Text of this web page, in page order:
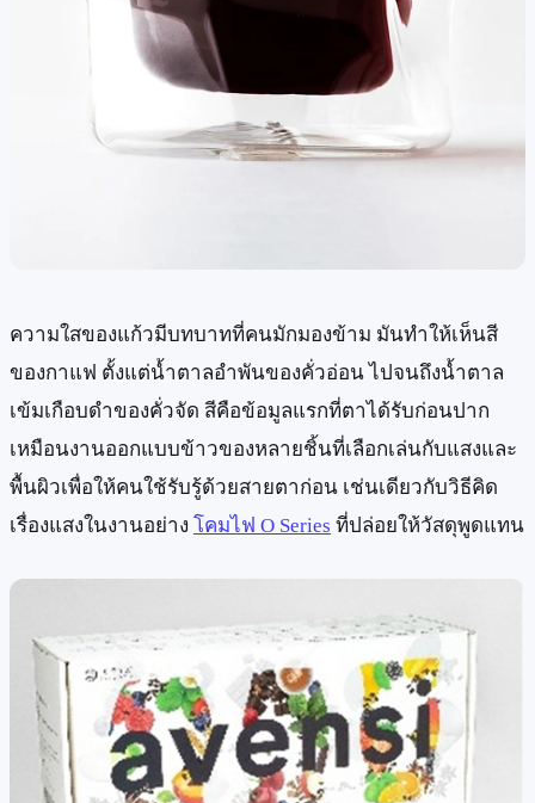
ความใสของแก้วมีบทบาทที่คนมักมองข้าม มันทำให้เห็นสี
ของกาแฟ ตั้งแต่น้ำตาลอำพันของคั่วอ่อน ไปจนถึงน้ำตาล
เข้มเกือบดำของคั่วจัด สีคือข้อมูลแรกที่ตาได้รับก่อนปาก
เหมือนงานออกแบบข้าวของหลายชิ้นที่เลือกเล่นกับแสงและ
พื้นผิวเพื่อให้คนใช้รับรู้ด้วยสายตาก่อน เช่นเดียวกับวิธีคิด
เรื่องแสงในงานอย่าง โคมไฟ O Series ที่ปล่อยให้วัสดุพูดแทน